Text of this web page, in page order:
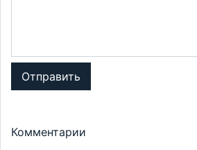
Отправить
Комментарии